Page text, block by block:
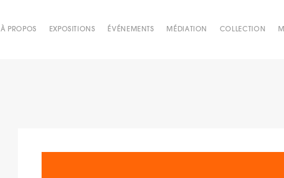
À PROPOS EXPOSITIONS ÉVÉNEMENTS MÉDIATION COLLECTION